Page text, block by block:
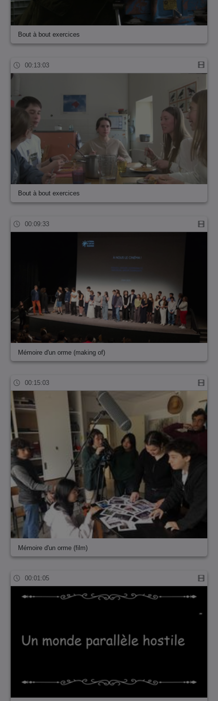
Bout à bout exercices
00:13:03
Bout à bout exercices
00:09:33
Mémoire d'un orme (making of)
00:15:03
Mémoire d'un orme (film)
00:01:05